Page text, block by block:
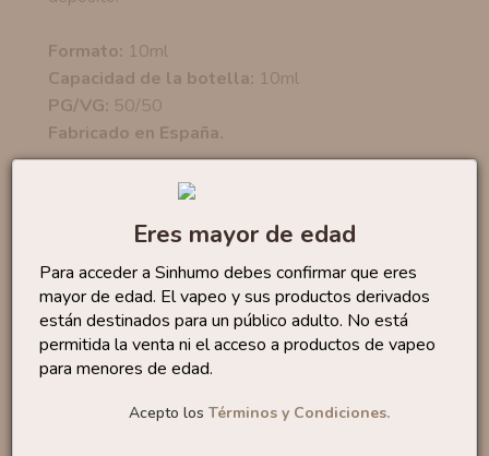
Eres mayor de edad
Para acceder a Sinhumo debes confirmar que eres
mayor de edad. El vapeo y sus productos derivados
están destinados para un público adulto. No está
permitida la venta ni el acceso a productos de vapeo
para menores de edad.
Acepto los Términos y Condiciones.
Formato: 10ml
Capacidad de la botella: 10ml
PG/VG: 50/50
Fabricado en España.
No te quedes sin...
TBK Basik 10ml By VapFip
5,90 €